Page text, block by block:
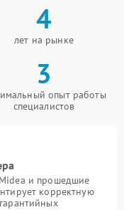
4
лет на рынке
3
опыт работы
специалистов
и прошедшие
корректную